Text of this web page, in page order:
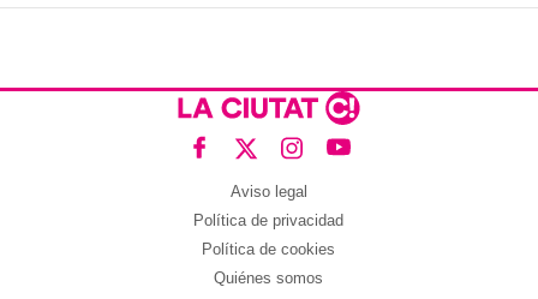
Aviso legal
Política de privacidad
Política de cookies
Quiénes somos